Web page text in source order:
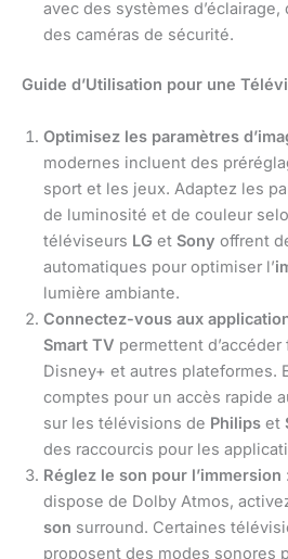
avec des systèmes
des caméras de sécurité.
Guide d’Utilisation pour une
Optimisez les paramètres
modernes incluent des
sport et les jeux. Adaptez les
de luminosité et de couleur
téléviseurs LG et Sony offrent
automatiques pour optimiser l’
lumière ambiante.
Connectez-vous aux
Smart TV permettent
Disney+ et autres plateformes.
comptes pour un accès rapide
sur les télévisions de Philips et
des raccourcis pour les
Réglez le son pour l’immersion
dispose de Dolby Atmos,
son surround. Certaines
proposent des modes sonores